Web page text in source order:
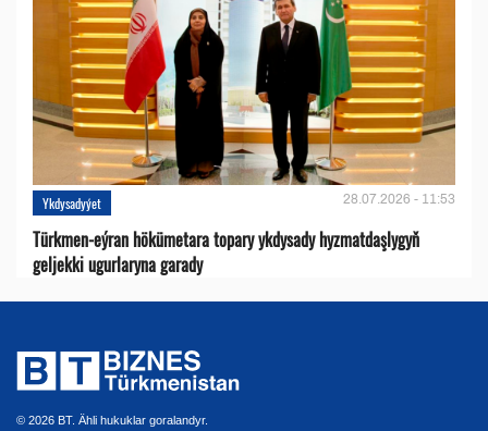
Ykdysadyýet 28.07.2026 - 11:53
Türkmen-eýran hökümetara topary ykdysady hyzmatdaşlygyň
geljekki ugurlaryna garady
© 2026 BT. Ähli hukuklar goralandyr.